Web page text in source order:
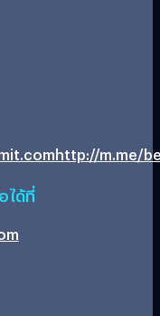
http://m.me/
ได้ที่